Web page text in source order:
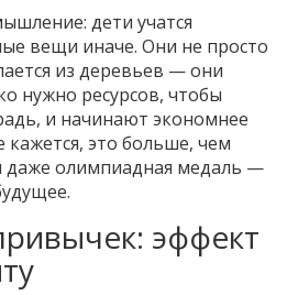
дети учатся
вещи иначе. Они не просто
из деревьев — они
нужно ресурсов, чтобы
и начинают экономнее
кажется, это больше, чем
даже олимпиадная медаль —
эффект